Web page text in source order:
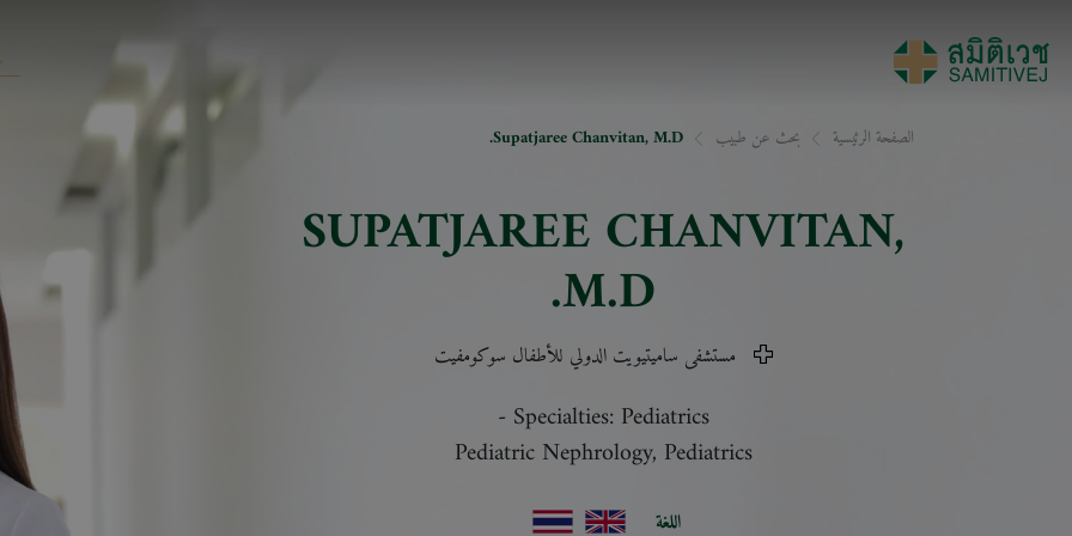
الصفحة الرئيسية بحث عن طبيب Supatjaree Chanvitan, M.D.
SUPATJAREE CHANVITAN,
M.D.
مستشفى ساميتيويت الدولي للأطفال سوكومفيت
Specialties: Pediatrics
-
Pediatric Nephrology, Pediatrics
اللغة